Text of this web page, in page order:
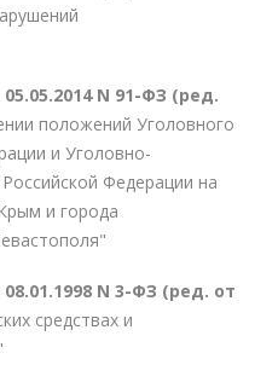
N 91-ФЗ (ред.
положений Уголовного
и Уголовно-
Федерации на
и города
N 3-ФЗ (ред. от
средствах и